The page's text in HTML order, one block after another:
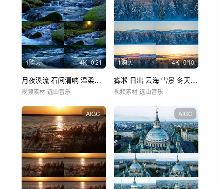
1购买 4K 0'21
月夜溪流 石间清响 温柔自然旋律
视频素材 远山音乐
1购买 4K 0'10
雾凇 日出 云海 雪景 冬天日出 大雪
视频素材 远山音乐
AIGC AIGC